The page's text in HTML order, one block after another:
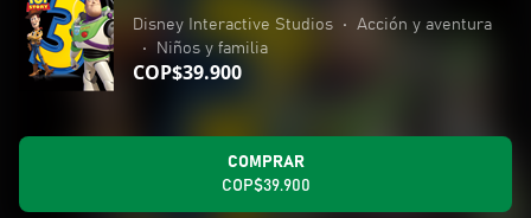
Disney Interactive Studios •
Acción y aventura
•
Niños y familia
COP$39.900
COMPRAR
COP$39.900